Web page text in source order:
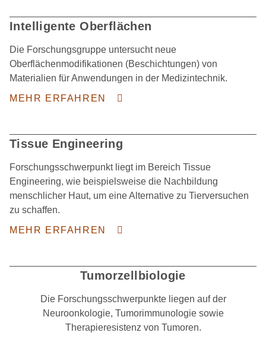
Intelligente Oberflächen
Die Forschungsgruppe untersucht neue
Oberflächenmodifikationen (Beschichtungen) von
Materialien für Anwendungen in der Medizintechnik.
MEHR ERFAHREN
Tissue Engineering
Forschungsschwerpunkt liegt im Bereich Tissue
Engineering, wie beispielsweise die Nachbildung
menschlicher Haut, um eine Alternative zu Tierversuchen
zu schaffen.
MEHR ERFAHREN
Tumorzellbiologie
Die Forschungsschwerpunkte liegen auf der
Neuroonkologie, Tumorimmunologie sowie
Therapieresistenz von Tumoren.